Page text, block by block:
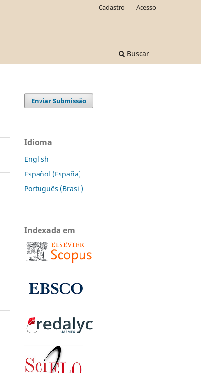
Buscar
Cadastro Acesso
Enviar Submissão
Idioma
English
Español (España)
Português (Brasil)
Indexada em